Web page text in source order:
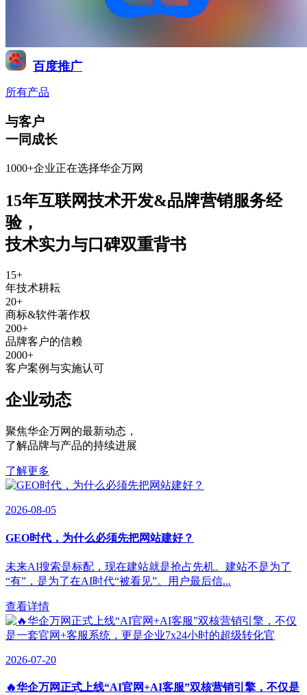
百度推广
所有产品
与客户
一同成长
1000+企业正在选择华企万网
15年互联网技术开发&品牌营销服务经
验，
技术实力与口碑双重背书
15+
年技术耕耘
20+
商标&软件著作权
200+
品牌客户的信赖
2000+
客户案例与实施认可
企业动态
聚焦华企万网的最新动态 ，
了解品牌与产品的持续进展
了解更多
2026-08-05
GEO时代，为什么必须先把网站建好？
未来AI搜索是标配，现在建站就是抢占先机。建站不是为了
“有”，是为了在AI时代“被看见”。用户最后信...
查看详情
2026-07-20
🔥华企万网正式上线“AI官网+AI客服”双核营销引擎，不仅是